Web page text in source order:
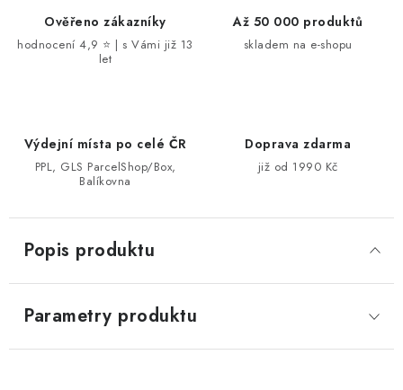
Ověřeno zákazníky
hodnocení 4,9 ⭐ | s Vámi již 13
let
Až 50 000 produktů
skladem na e-shopu
Výdejní místa po celé ČR
PPL, GLS ParcelShop/Box,
Balíkovna
Doprava zdarma
již od 1990 Kč
Popis produktu
Parametry produktu